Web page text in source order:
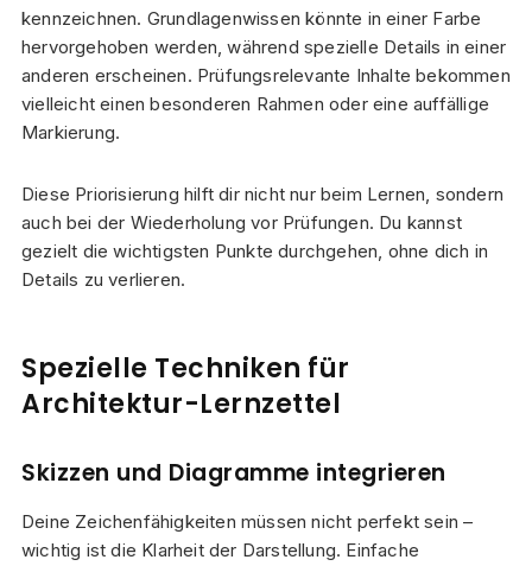
kennzeichnen. Grundlagenwissen könnte in einer Farbe
hervorgehoben werden, während spezielle Details in einer
anderen erscheinen. Prüfungsrelevante Inhalte bekommen
vielleicht einen besonderen Rahmen oder eine auffällige
Markierung.
Diese Priorisierung hilft dir nicht nur beim Lernen, sondern
auch bei der Wiederholung vor Prüfungen. Du kannst
gezielt die wichtigsten Punkte durchgehen, ohne dich in
Details zu verlieren.
Spezielle Techniken für
Architektur-Lernzettel
Skizzen und Diagramme integrieren
Deine Zeichenfähigkeiten müssen nicht perfekt sein –
wichtig ist die Klarheit der Darstellung. Einfache